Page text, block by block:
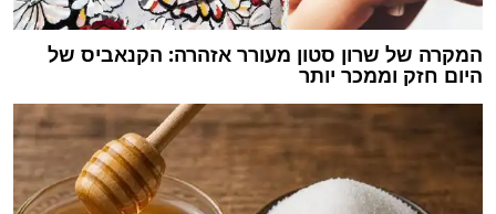
המקרה של שרון סטון מעורר אזהרה: הקנאביס של
היום חזק וממכר יותר